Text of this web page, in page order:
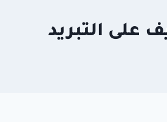
على التبريد